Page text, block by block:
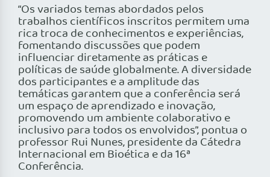
“Os variados temas abordados pelos
trabalhos científicos inscritos permitem uma
rica troca de conhecimentos e experiências,
fomentando discussões que podem
influenciar diretamente as práticas e
políticas de saúde globalmente. A diversidade
dos participantes e a amplitude das
temáticas garantem que a conferência será
um espaço de aprendizado e inovação,
promovendo um ambiente colaborativo e
inclusivo para todos os envolvidos”, pontua o
professor Rui Nunes, presidente da Cátedra
Internacional em Bioética e da 16ª
Conferência.